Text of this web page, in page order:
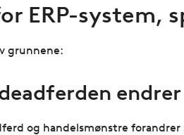
ERP-system,
grunnene:
og handelsmønstre